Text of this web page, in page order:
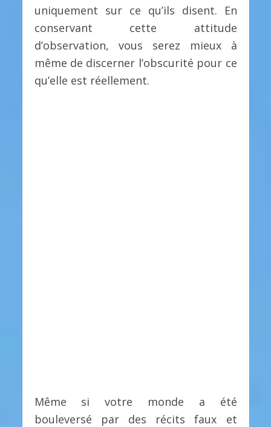
uniquement sur ce qu’ils disent. En
conservant cette attitude
d’observation, vous serez mieux à
même de discerner l’obscurité pour ce
qu’elle est réellement.
Même si votre monde a été
bouleversé par des récits faux et